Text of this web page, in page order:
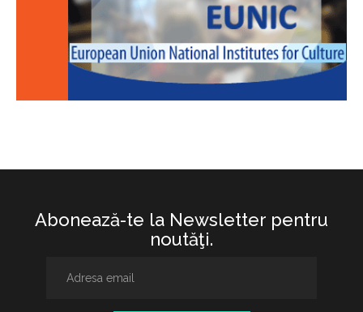
Abonează-te la Newsletter pentru
noutăţi.